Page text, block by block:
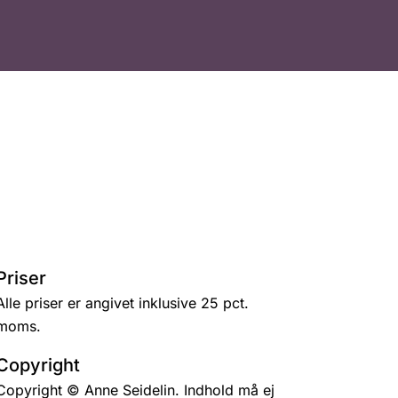
priser er angivet inklusive 25 pct.
© Anne Seidelin. Indhold må ej